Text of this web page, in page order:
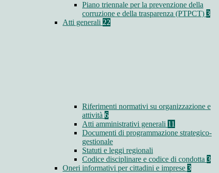
Piano triennale per la prevenzione della
corruzione e della trasparenza (PTPCT) 3
Atti generali 22
Riferimenti normativi su organizzazione e
attività 6
Atti amministrativi generali 11
Documenti di programmazione strategico-
gestionale
Statuti e leggi regionali
Codice disciplinare e codice di condotta 3
Oneri informativi per cittadini e imprese 3